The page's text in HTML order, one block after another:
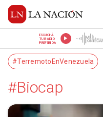
ESCUCHÁ
TU RADIO
PREFERIDA
#TerremotoEnVenezuela
#Biocap